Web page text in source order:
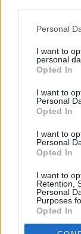
Personal
I want to
personal
Opted In
I want to
Personal
Opted In
I want to
Personal
Opted In
I want to
Retention,
Personal
Purposes
Opted In
Περισσότερες
Μαρούσι έναντι
Trastor:
κέντρο της
Φοιτητικά
#Trastor